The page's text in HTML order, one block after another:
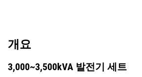
개요
3,000~3,500kVA 발전기 세트